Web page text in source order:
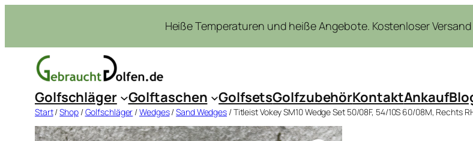
springen
Heiße Temperaturen und heiße Angebote. Kostenloser
Golfschläger Golftaschen GolfsetsGolfzubehörKontaktAnkauf
Start/Shop/Golfschläger /Wedges/Sand Wedges / Titleist Vokey SM10 Wedge Set 50/08F, 54/10S 60/08M, Rechts